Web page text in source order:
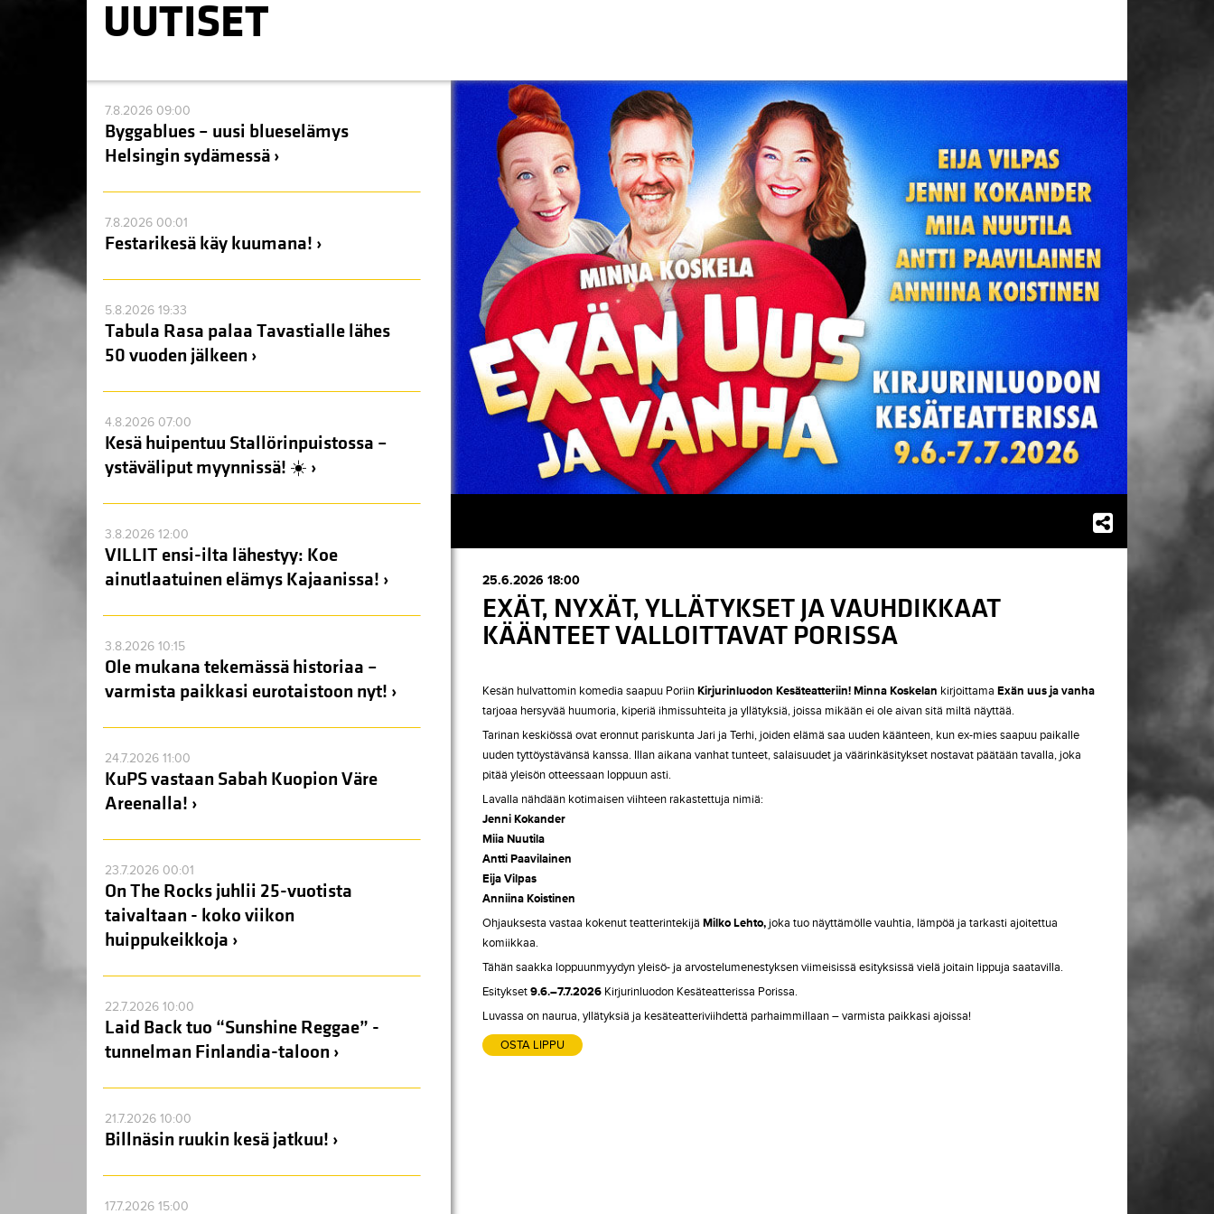
UUTISET
25.6.2026 18:00
EXÄT, NYXÄT, YLLÄTYKSET JA VAUHDIKKAAT
KÄÄNTEET VALLOITTAVAT PORISSA
Kesän hulvattomin komedia saapuu PoriinKirjurinluodon Kesäteatteriin!Minna Koskelan kirjoittama Exän uus ja vanha
tarjoaa hersyvää huumoria, kiperiä ihmissuhteita ja yllätyksiä, joissa mikään ei ole aivan sitä miltä näyttää.
Tarinan keskiössä ovat eronnut pariskunta Jari ja Terhi, joiden elämä saa uuden käänteen, kun ex-mies saapuu paikalle
uuden tyttöystävänsä kanssa. Illan aikana vanhat tunteet, salaisuudet ja väärinkäsitykset nostavat päätään tavalla, joka
pitää yleisön otteessaan loppuun asti.
Lavalla nähdään kotimaisen viihteen rakastettuja nimiä:
Jenni Kokander
Miia Nuutila
Antti Paavilainen
Eija Vilpas
Anniina Koistinen
Ohjauksesta vastaa kokenut teatterintekijä Milko Lehto, joka tuo näyttämölle vauhtia, lämpöä ja tarkasti ajoitettua
komiikkaa.
Tähän saakka loppuunmyydyn yleisö- ja arvostelumenestyksen viimeisissä esityksissä vielä joitain lippuja saatavilla.
Esitykset9.6.–7.7.2026 Kirjurinluodon Kesäteatterissa Porissa.
Luvassa on naurua, yllätyksiä ja kesäteatteriviihdettä parhaimmillaan – varmista paikkasi ajoissa!
OSTA LIPPU
7.8.2026 09:00
Byggablues – uusi blueselämys
Helsingin sydämessä ›
7.8.2026 00:01
Festarikesä käy kuumana! ›
5.8.2026 19:33
Tabula Rasa palaa Tavastialle lähes
50 vuoden jälkeen ›
4.8.2026 07:00
Kesä huipentuu Stallörinpuistossa –
ystäväliput myynnissä! ☀️ ›
3.8.2026 12:00
VILLIT ensi-ilta lähestyy: Koe
ainutlaatuinen elämys Kajaanissa! ›
3.8.2026 10:15
Ole mukana tekemässä historiaa –
varmista paikkasi eurotaistoon nyt! ›
24.7.2026 11:00
KuPS vastaan Sabah Kuopion Väre
Areenalla! ›
23.7.2026 00:01
On The Rocks juhlii 25-vuotista
taivaltaan - koko viikon
huippukeikkoja ›
22.7.2026 10:00
Laid Back tuo “Sunshine Reggae” -
tunnelman Finlandia-taloon ›
21.7.2026 10:00
Billnäsin ruukin kesä jatkuu! ›
17.7.2026 15:00